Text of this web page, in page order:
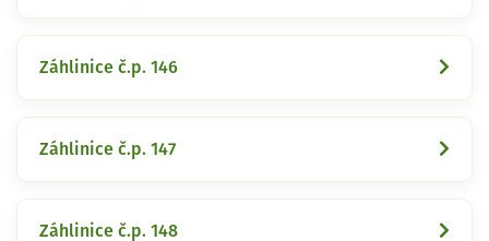
Záhlinice č.p. 146
Záhlinice č.p. 147
Záhlinice č.p. 148